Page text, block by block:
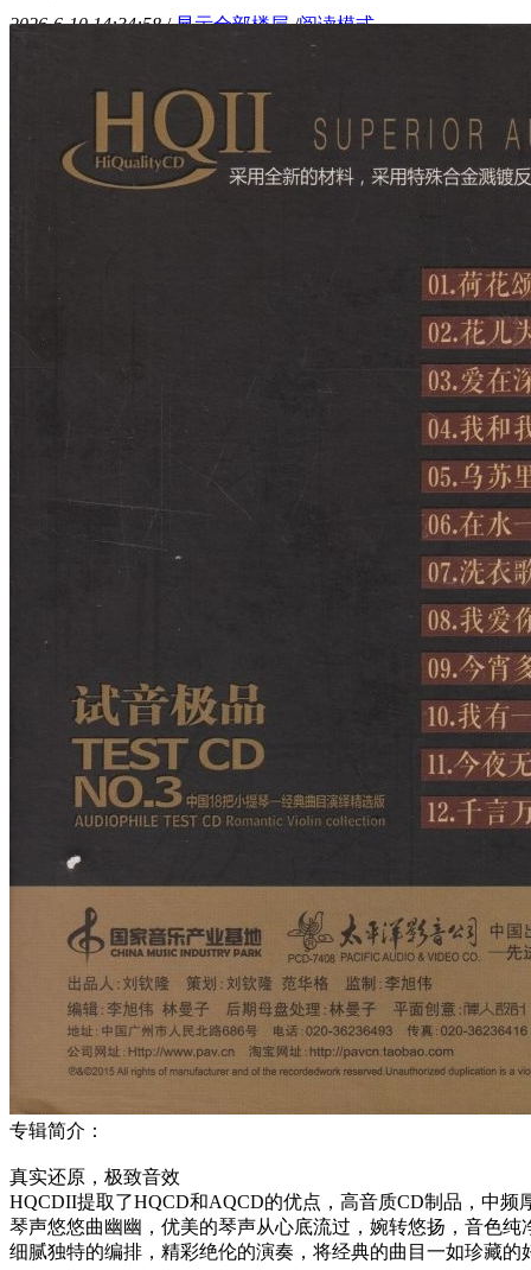
2026-6-10 14:34:58 / 显示全部楼层 /阅读模式
专辑简介：
真实还原，极致音效
HQCDII提取了HQCD和AQCD的优点，高音质CD制品，中频
琴声悠悠曲幽幽，优美的琴声从心底流过，婉转悠扬，音色纯
细腻独特的编排，精彩绝伦的演奏，将经典的曲目一如珍藏的